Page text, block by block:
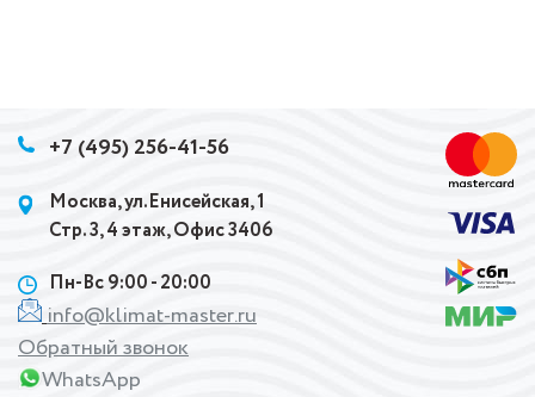
+7 (495) 256-41-56
Москва, ул.Енисейская, 1
Стр. 3, 4 этаж, Офис 3406
Пн-Вс 9:00 - 20:00
info@klimat-master.ru
Обратный звонок
WhatsApp